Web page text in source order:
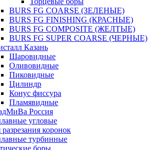
BURS FG COARSE (ЗЕЛЕНЫЕ)
BURS FG FINISHING (КРАСНЫЕ)
BURS FG COMPOSITE (ЖЕЛТЫЕ)
BURS FG SUPER COARSE (ЧЕРНЫЕ)
Казань
Шаровидные
Оливовидные
Пиковидные
Цилиндр
Конус фиссура
Пламявидные
Россия
угловые
коронок
турбинные
боры